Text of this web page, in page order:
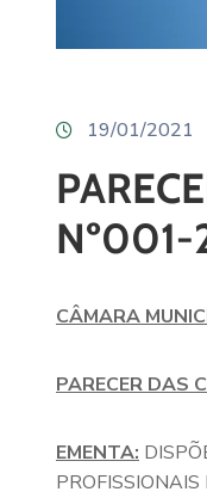
19/01/2021
Nº001-
CÂMARA
PARECER DAS
EMENTA: